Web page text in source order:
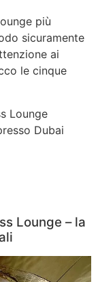
più
sicuramente
ai
le cinque
Lounge
Dubai
Lounge – la